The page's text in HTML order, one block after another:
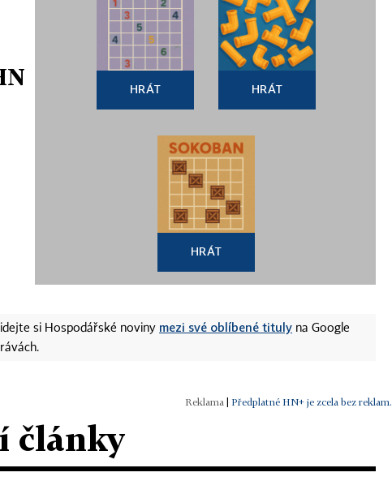
HRÁT HRÁT
HRÁT
si Hospodářské noviny mezi své oblíbené tituly na Google
Předplatné HN+ je zcela bez reklam.
články